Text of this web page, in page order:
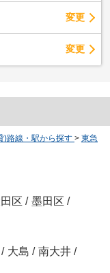
変更
変更
)路線・駅から探す > 東急
区 / 墨田区 /
/ 大島 / 南大井 /